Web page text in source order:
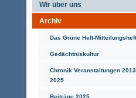
Wir über uns
Archiv
Das Grüne Heft-Mitteilungsheft
Gedächtniskultur
Chronik Veranstaltungen
2025
Beiträge 2025